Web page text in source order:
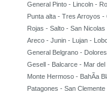
General Pinto - Lincoln -
Punta alta - Tres Arroyos
Rojas - Salto - San
Areco - Junin - Lujan -
General Belgrano -
Gesell - Balcarce - Mar
Monte Hermoso - BahÃ­a
Patagones - San